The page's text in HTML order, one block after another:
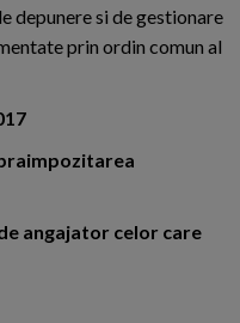
depunere si de gestionare
prin ordin comun al
angajator celor care